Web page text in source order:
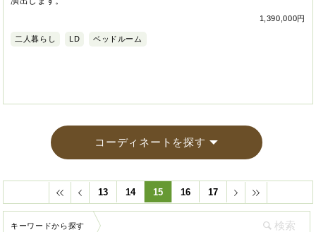
1,390,000円
二人暮らし LD ベッドルーム
コーディネートを探す
13 14 15 16 17
キーワードから探す